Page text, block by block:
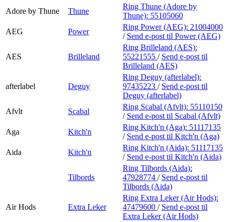
Adore by Thune
Thune
Ring Thune (Adore by
Thune): 55105060
AEG
Power
Ring Power (AEG): 21004000
/ Send e-post til Power (AEG)
AES Brilleland
Ring Brilleland (AES):
55221555 / Send e-post til
Brilleland (AES)
afterlabel Deguy
Ring Deguy (afterlabel):
97435223 / Send e-post til
Deguy (afterlabel)
Afvlt
Scabal
Ring Scabal (Afvlt): 55110150
/ Send e-post til Scabal (Afvlt)
Aga
Kitch'n
Ring Kitch'n (Aga): 51117135
/ Send e-post til Kitch'n (Aga)
Aida
Kitch'n
Ring Kitch'n (Aida): 51117135
/ Send e-post til Kitch'n (Aida)
Tilbords
Ring Tilbords (Aida):
47928774 / Send e-post til
Tilbords (Aida)
Air Hods Extra Leker
Ring Extra Leker (Air Hods):
47479600 / Send e-post til
Extra Leker (Air Hods)